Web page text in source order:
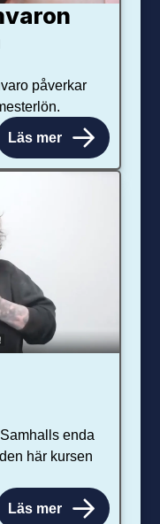
påverkar
Läs mer
enda
här kursen
Läs mer